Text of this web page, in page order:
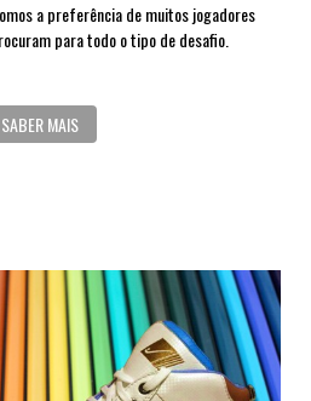
a preferência de muitos jogadores
para todo o tipo de desafio.
SABER MAIS